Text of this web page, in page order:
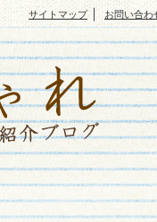
サイトマップ｜ お問い合わ